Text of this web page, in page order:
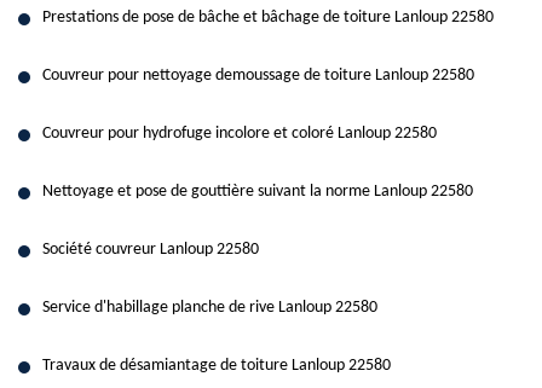
Prestations de pose de bâche et bâchage de toiture Lanloup 22580
Couvreur pour nettoyage demoussage de toiture Lanloup 22580
Couvreur pour hydrofuge incolore et coloré Lanloup 22580
Nettoyage et pose de gouttière suivant la norme Lanloup 22580
Société couvreur Lanloup 22580
Service d'habillage planche de rive Lanloup 22580
Travaux de désamiantage de toiture Lanloup 22580